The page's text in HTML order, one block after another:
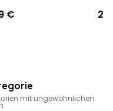
€
mit ungewöhnlichen